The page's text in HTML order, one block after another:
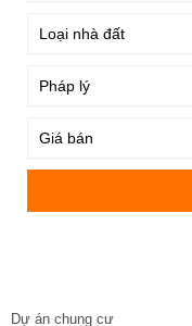
Dự án chung cư